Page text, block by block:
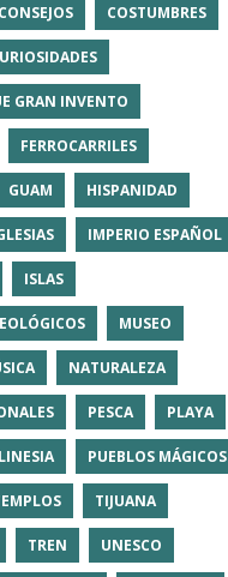
CONSEJOS COSTUMBRES
GRAN INVENTO
FERROCARRILES
GUAM HISPANIDAD
IMPERIO ESPAÑOL
ISLAS
MUSEO
NATURALEZA
PESCA PLAYA
PUEBLOS MÁGICOS
TIJUANA
TREN UNESCO